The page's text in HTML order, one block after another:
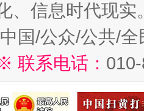
、信息时代现实
中国/公众/公共/
联系电话：